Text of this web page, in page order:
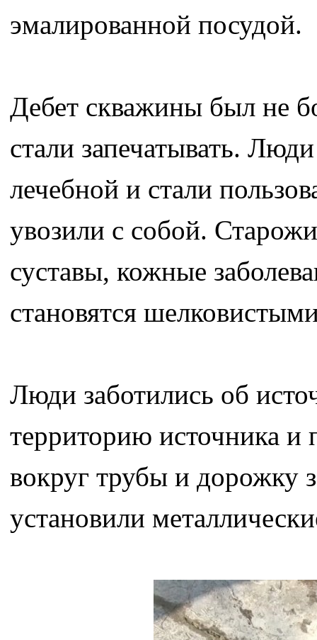
эмалированной посудой.
Дебет скважины был не
стали запечатывать.
лечебной и стали
увозили с собой.
суставы, кожные
становятся
Люди заботились об
территорию источника и
вокруг трубы и дорожку
установили